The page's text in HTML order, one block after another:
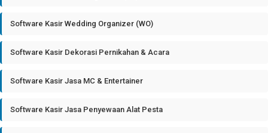
Software Kasir Wedding Organizer (WO)
Software Kasir Dekorasi Pernikahan & Acara
Software Kasir Jasa MC & Entertainer
Software Kasir Jasa Penyewaan Alat Pesta